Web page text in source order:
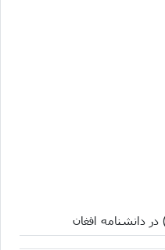
دانشنامه افغان